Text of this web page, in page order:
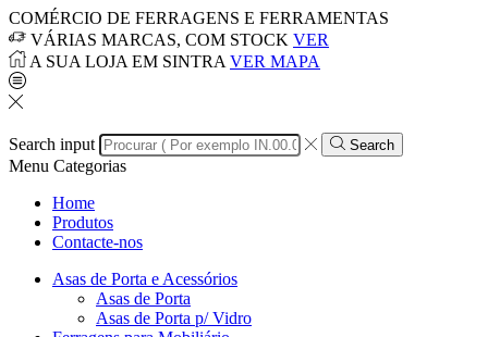
COMÉRCIO DE FERRAGENS E FERRAMENTAS
VÁRIAS MARCAS, COM STOCK VER
A SUA LOJA EM SINTRA VER MAPA
Search input Search
Menu Categorias
Home
Produtos
Contacte-nos
Asas de Porta e Acessórios
Asas de Porta
Asas de Porta p/ Vidro